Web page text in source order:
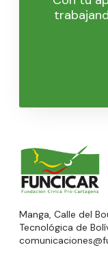
Manga, Calle del
Tecnológica de